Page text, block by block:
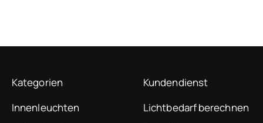
Kategorien
Innenleuchten
Kundendienst
Lichtbedarf berechnen